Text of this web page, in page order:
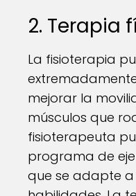
2. Terapia
La fisioterapia
mejorar la
músculos que
fisioterapeuta
programa de
que se adapte